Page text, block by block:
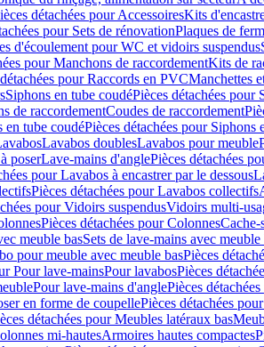
détachées pour AccessoiresKits
pour Sets de rénovationPlaques de
d'écoulement pour WC et vidoirs suspendus
pour Manchons de raccordementKits de
pour Raccords en PVCManchettes
Siphons en tube coudéPièces détachées pour
de raccordementCoudes de raccordement
en tube coudéPièces détachées pour Siphons
Lavabos doublesLavabos pour meuble
poserLave-mains d'anglePièces détachées
pour Lavabos à encastrer par le dessous
Pièces détachées pour Lavabos collectifs
pour Vidoirs suspendusVidoirs multi-
Pièces détachées pour ColonnesCache-
meuble basSets de lave-mains avec meuble
pour meuble avec meuble basPièces
Pour lave-mainsPour lavabosPièces
Pour lave-mains d'anglePièces
en forme de coupellePièces détachées
détachées pour Meubles latéraux bas
mi-hautesArmoires hautes compactes